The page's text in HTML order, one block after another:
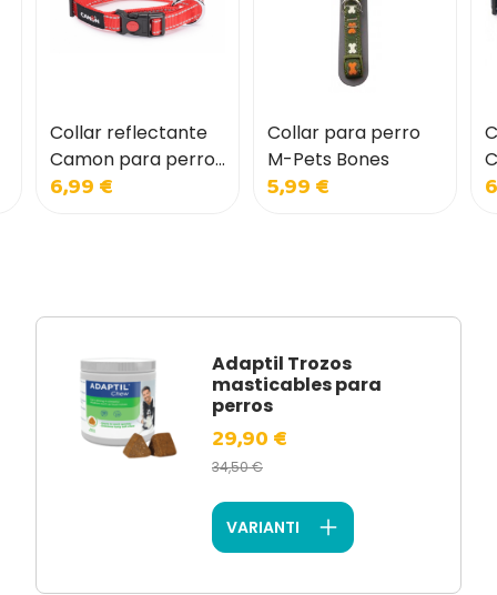
Collar reflectante
Camon para perros
Rojo
6,99 €
Collar para perro
M-Pets Bones
5,99 €
Adaptil Trozos
masticables para
perros
29,90 €
34,50 €
VARIANTI